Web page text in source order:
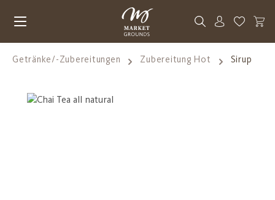
Du hast
Getränke/-Zubereitungen Zubereitung Hot Sirup
Bildergalerie überspringen